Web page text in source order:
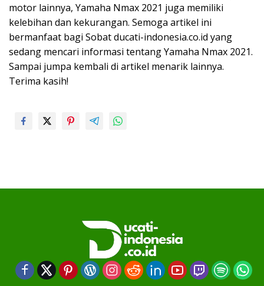
motor lainnya, Yamaha Nmax 2021 juga memiliki
kelebihan dan kekurangan. Semoga artikel ini
bermanfaat bagi Sobat ducati-indonesia.co.id yang
sedang mencari informasi tentang Yamaha Nmax 2021.
Sampai jumpa kembali di artikel menarik lainnya.
Terima kasih!